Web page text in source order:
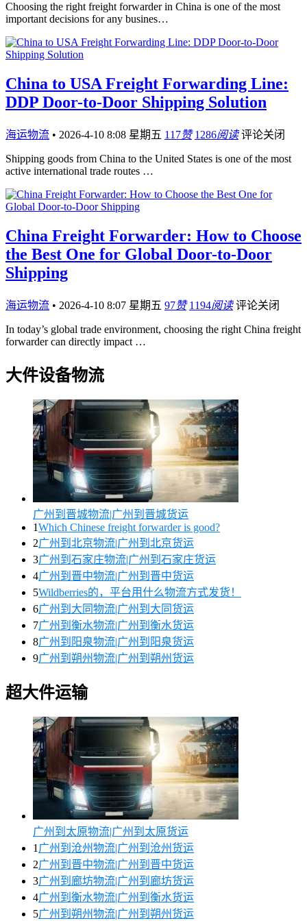
Choosing the right freight forwarder in China is one of the most
important decisions for any busines…
China to USA Freight Forwarding Line:
DDP Door-to-Door Shipping Solution
海运物流 • 2026-4-10 8:08 星期五 117赞 1286阅读 评论关闭
Shipping goods from China to the United States is one of the most
active international trade routes …
China Freight Forwarder: How to Choose
the Best One for Global Door-to-Door
Shipping
海运物流 • 2026-4-10 8:07 星期五 97赞 1194阅读 评论关闭
In today’s global trade environment, choosing the right China freight
forwarder can directly impact …
大件设备物流
广州到晋城物流|广州到晋城货运
1Which Chinese freight forwarder is good?
2广州到北京物流|广州到北京货运
3广州到石家庄物流|广州到石家庄货运
4广州到晋中物流|广州到晋中货运
5Wildberries的，平台用什么物流方式发货！
6广州到大同物流|广州到大同货运
7广州到衡水物流|广州到衡水货运
8广州到阳泉物流|广州到阳泉货运
9广州到朔州物流|广州到朔州货运
超大件运输
广州到太原物流|广州到太原货运
1 广州到沧州物流|广州到沧州货运
2广州到晋中物流|广州到晋中货运
3广州到廊坊物流|广州到廊坊货运
4广州到衡水物流|广州到衡水货运
5广州到朔州物流|广州到朔州货运